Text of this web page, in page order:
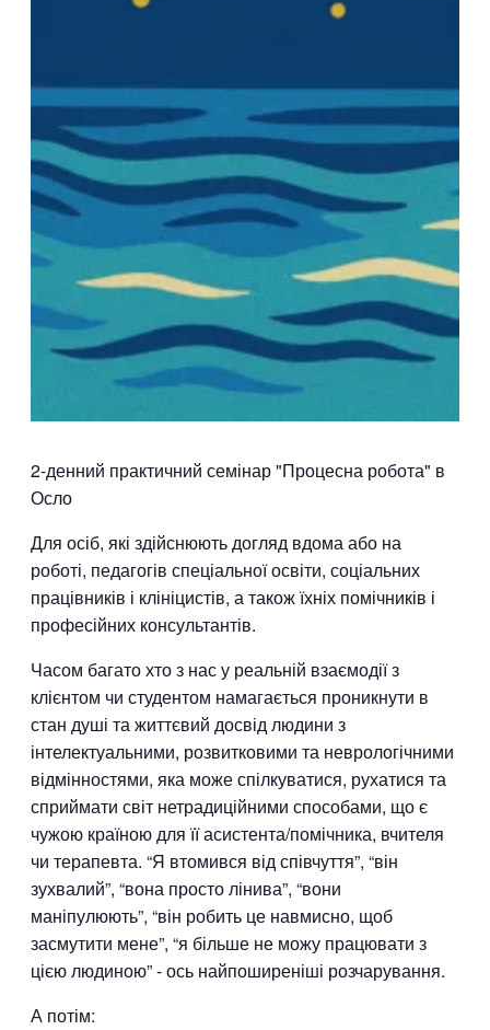
2-денний практичний семінар "Процесна робота" в
Осло
Для осіб, які здійснюють догляд вдома або на
роботі, педагогів спеціальної освіти, соціальних
працівників і клініцистів, а також їхніх помічників і
професійних консультантів.
Часом багато хто з нас у реальній взаємодії з
клієнтом чи студентом намагається проникнути в
стан душі та життєвий досвід людини з
інтелектуальними, розвитковими та неврологічними
відмінностями, яка може спілкуватися, рухатися та
сприймати світ нетрадиційними способами, що є
чужою країною для її асистента/помічника, вчителя
чи терапевта. “Я втомився від співчуття”, “він
зухвалий”, “вона просто лінива”, “вони
маніпулюють”, “він робить це навмисно, щоб
засмутити мене”, “я більше не можу працювати з
цією людиною” - ось найпоширеніші розчарування.
А потім: